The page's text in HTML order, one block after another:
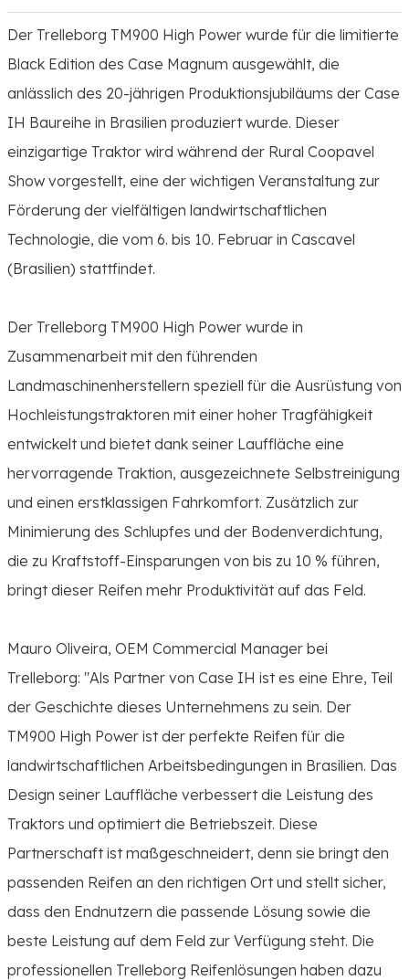
Der Trelleborg TM900 High Power wurde für die limitierte
Black Edition des Case Magnum ausgewählt, die
anlässlich des 20-jährigen Produktionsjubiläums der Case
IH Baureihe in Brasilien produziert wurde. Dieser
einzigartige Traktor wird während der Rural Coopavel
Show vorgestellt, eine der wichtigen Veranstaltung zur
Förderung der vielfältigen landwirtschaftlichen
Technologie, die vom 6. bis 10. Februar in Cascavel
(Brasilien) stattfindet.
Der Trelleborg TM900 High Power wurde in
Zusammenarbeit mit den führenden
Landmaschinenherstellern speziell für die Ausrüstung von
Hochleistungstraktoren mit einer hoher Tragfähigkeit
entwickelt und bietet dank seiner Lauffläche eine
hervorragende Traktion, ausgezeichnete Selbstreinigung
und einen erstklassigen Fahrkomfort. Zusätzlich zur
Minimierung des Schlupfes und der Bodenverdichtung,
die zu Kraftstoff-Einsparungen von bis zu 10 % führen,
bringt dieser Reifen mehr Produktivität auf das Feld.
Mauro Oliveira, OEM Commercial Manager bei
Trelleborg: "Als Partner von Case IH ist es eine Ehre, Teil
der Geschichte dieses Unternehmens zu sein. Der
TM900 High Power ist der perfekte Reifen für die
landwirtschaftlichen Arbeitsbedingungen in Brasilien. Das
Design seiner Lauffläche verbessert die Leistung des
Traktors und optimiert die Betriebszeit. Diese
Partnerschaft ist maßgeschneidert, denn sie bringt den
passenden Reifen an den richtigen Ort und stellt sicher,
dass den Endnutzern die passende Lösung sowie die
beste Leistung auf dem Feld zur Verfügung steht. Die
professionellen Trelleborg Reifenlösungen haben dazu